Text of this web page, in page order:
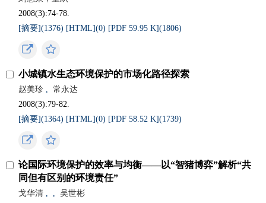
2008(3):74-78.
[摘要](1376) [HTML](0) [PDF 59.95 K](1806)
小城镇水生态环境保护的市场化路径探索
赵美珍 ,
常永达
2008(3):79-82.
[摘要](1364) [HTML](0) [PDF 58.52 K](1739)
论国际环境保护的效率与均衡——以“智猪博弈”解析“共
同但有区别的环境责任”
戈华清 , ,
吴世彬